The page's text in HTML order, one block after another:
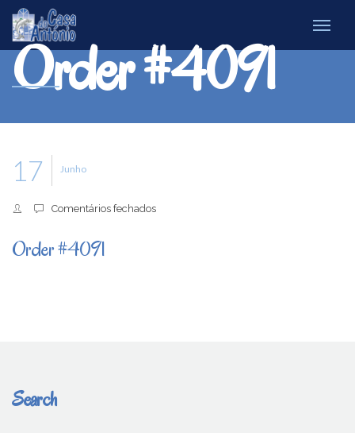
Order #4091
Junho
17
Comentários fechadosem
Order #4091
Search